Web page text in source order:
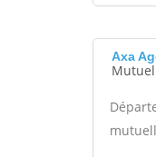
Axa